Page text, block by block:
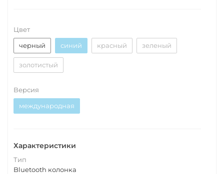
Цвет
черный
синий красный зеленый
золотистый
Версия
международная
Характеристики
Тип
Bluetooth колонка